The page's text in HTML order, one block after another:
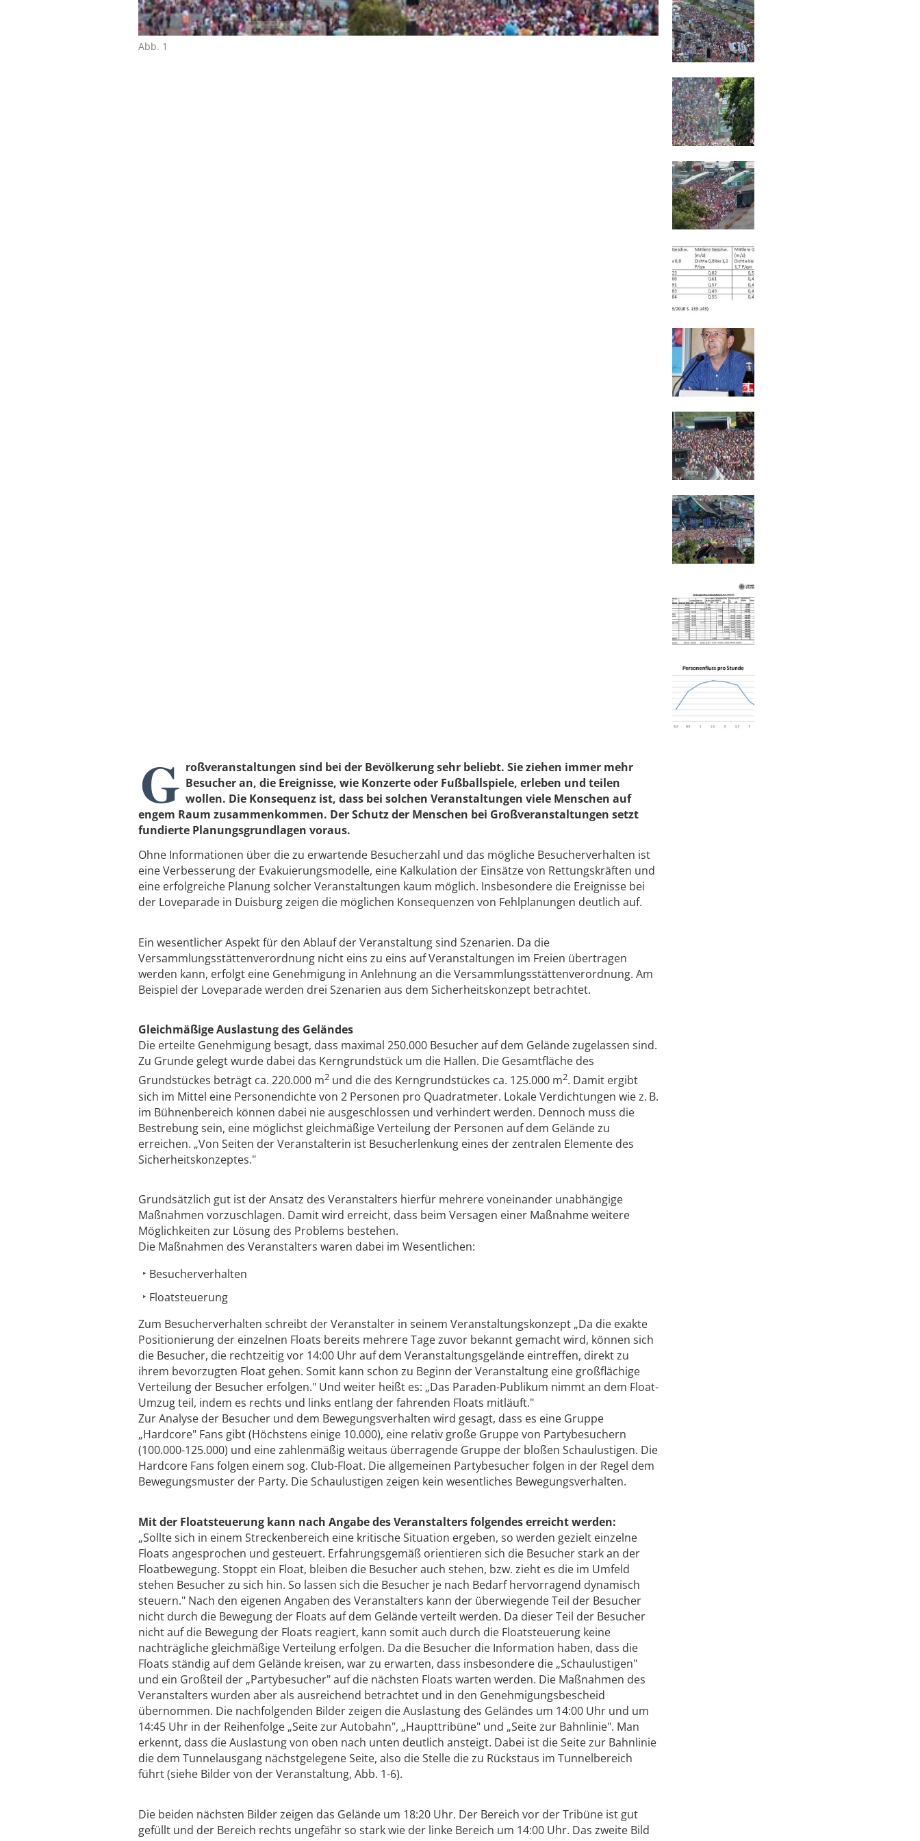
Abb. 1
G roßveranstaltungen sind bei der Bevölkerung sehr beliebt. Sie ziehen immer mehr
Besucher an, die Ereignisse, wie Konzerte oder Fußballspiele, erleben und teilen
wollen. Die Konsequenz ist, dass bei solchen Veranstaltungen viele Menschen auf
engem Raum zusammenkommen. Der Schutz der Menschen bei Großveranstaltungen setzt
fundierte Planungsgrundlagen voraus.
Ohne Informationen über die zu erwartende Besucherzahl und das mögliche Besucherverhalten ist
eine Verbesserung der Evakuierungsmodelle, eine Kalkulation der Einsätze von Rettungskräften und
eine erfolgreiche Planung solcher Veranstaltungen kaum möglich. Insbesondere die Ereignisse bei
der Loveparade in Duisburg zeigen die möglichen Konsequenzen von Fehlplanungen deutlich auf.
Ein wesentlicher Aspekt für den Ablauf der Veranstaltung sind Szenarien. Da die
Versammlungsstättenverordnung nicht eins zu eins auf Veranstaltungen im Freien übertragen
werden kann, erfolgt eine Genehmigung in Anlehnung an die Versammlungsstättenverordnung. Am
Beispiel der Loveparade werden drei Szenarien aus dem Sicherheitskonzept betrachtet.
Gleichmäßige Auslastung des Geländes
Die erteilte Genehmigung besagt, dass maximal 250.000 Besucher auf dem Gelände zugelassen sind.
Zu Grunde gelegt wurde dabei das Kerngrundstück um die Hallen. Die Gesamtfläche des
Grundstückes beträgt ca. 220.000 m2 und die des Kerngrundstückes ca. 125.000 m2. Damit ergibt
sich im Mittel eine Personendichte von 2 Personen pro Quadratmeter. Lokale Verdichtungen wie z. B.
im Bühnenbereich können dabei nie ausgeschlossen und verhindert werden. Dennoch muss die
Bestrebung sein, eine möglichst gleichmäßige Verteilung der Personen auf dem Gelände zu
erreichen. „Von Seiten der Veranstalterin ist Besucherlenkung eines der zentralen Elemente des
Sicherheitskonzeptes."
Grundsätzlich gut ist der Ansatz des Veranstalters hierfür mehrere voneinander unabhängige
Maßnahmen vorzuschlagen. Damit wird erreicht, dass beim Versagen einer Maßnahme weitere
Möglichkeiten zur Lösung des Problems bestehen.
Die Maßnahmen des Veranstalters waren ­dabei im Wesentlichen:
Besucherverhalten
Floatsteuerung
Zum Besucherverhalten schreibt der Veranstalter in seinem Veranstaltungskonzept „Da die exakte
Positionierung der einzelnen Floats bereits mehrere Tage zuvor bekannt gemacht wird, können sich
die Besucher, die rechtzeitig vor 14:00 Uhr auf dem Veranstaltungsgelände eintreffen, direkt zu
ihrem bevorzugten Float gehen. Somit kann schon zu Beginn der Veranstaltung eine großflächige
Verteilung der Besucher erfolgen." Und weiter heißt es: „Das Paraden-Publikum nimmt an dem Float-
Umzug teil, indem es rechts und links entlang der fahrenden Floats mitläuft."
Zur Analyse der Besucher und dem Bewegungsverhalten wird gesagt, dass es eine Gruppe
„Hardcore" Fans gibt (Höchstens einige 10.000), eine relativ große Gruppe von Partybesuchern
(100.000-125.000) und eine zahlenmäßig weitaus überragende Gruppe der bloßen Schaulustigen. Die
Hardcore Fans folgen einem sog. Club-Float. Die allgemeinen Partybesucher folgen in der Regel dem
Bewegungsmuster der Party. Die Schaulustigen zeigen kein wesentliches Bewegungsverhalten.
Mit der Floatsteuerung kann nach Angabe des Veranstalters folgendes erreicht werden:
„Sollte sich in einem Streckenbereich eine kritische Situation ergeben, so werden gezielt einzelne
Floats angesprochen und gesteuert. Erfahrungsgemäß orientieren sich die Besucher stark an der
Floatbewegung. Stoppt ein Float, bleiben die Besucher auch stehen, bzw. zieht es die im Umfeld
stehen Besucher zu sich hin. So lassen sich die Besucher je nach Bedarf hervorragend dynamisch
steuern." Nach den eigenen Angaben des Veranstalters kann der überwiegende Teil der Besucher
nicht durch die Bewegung der Floats auf dem Gelände verteilt werden. Da dieser Teil der Besucher
nicht auf die Bewegung der Floats reagiert, kann somit auch durch die Floatsteuerung keine
nachträgliche gleichmäßige Verteilung erfolgen. Da die Besucher die Information haben, dass die
Floats ständig auf dem Gelände kreisen, war zu erwarten, dass insbesondere die „Schaulustigen"
und ein Großteil der „Partybesucher" auf die nächsten Floats warten werden. Die Maßnahmen des
Veranstalters wurden aber als ausreichend betrachtet und in den Genehmigungsbescheid
übernommen. Die nachfolgenden Bilder zeigen die Auslastung des Geländes um 14:00 Uhr und um
14:45 Uhr in der Reihenfolge „Seite zur Autobahn", „Haupttribüne" und „Seite zur Bahnlinie". Man
erkennt, dass die Auslastung von oben nach unten deutlich ansteigt. Dabei ist die Seite zur Bahnlinie
die dem Tunnelausgang nächstgelegene Seite, also die Stelle die zu Rückstaus im Tunnelbereich
führt (siehe Bilder von der Veranstaltung, Abb. 1-6).
Die beiden nächsten Bilder zeigen das Gelände um 18:20 Uhr. Der Bereich vor der Tribüne ist gut
gefüllt und der Bereich rechts ungefähr so stark wie der linke Bereich um 14:00 Uhr. Das zweite Bild